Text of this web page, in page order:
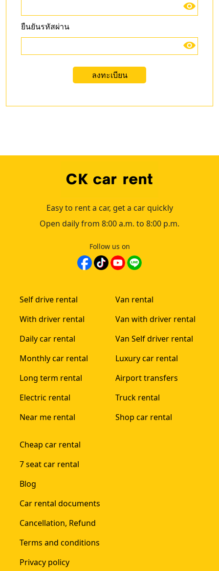
ยืนยันรหัสผ่าน
ลงทะเบียน
Easy to rent a car, get a car quickly
Open daily from 8:00 a.m. to 8:00 p.m.
Follow us on
Self drive rental
With driver rental
Daily car rental
Monthly car rental
Long term rental
Electric rental
Near me rental
Van rental
Van with driver rental
Van Self driver rental
Luxury car rental
Airport transfers
Truck rental
Shop car rental
Cheap car rental
7 seat car rental
Blog
Car rental documents
Cancellation, Refund
Terms and conditions
Privacy policy